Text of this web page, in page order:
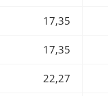
17,35
17,35
22,27